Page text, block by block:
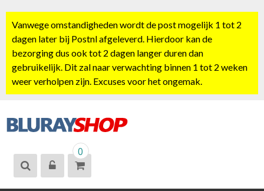
Vanwege omstandigheden wordt de post mogelijk 1 tot 2
dagen later bij Postnl afgeleverd. Hierdoor kan de
bezorging dus ook tot 2 dagen langer duren dan
gebruikelijk. Dit zal naar verwachting binnen 1 tot 2 weken
weer verholpen zijn. Excuses voor het ongemak.
0